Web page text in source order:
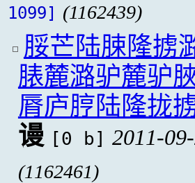
1099] (1162439)
脮芒陆脨隆掳
脿麓潞驴麓驴
脣庐脝陆隆拢
谩 [0 b] 2011-
(1162461)